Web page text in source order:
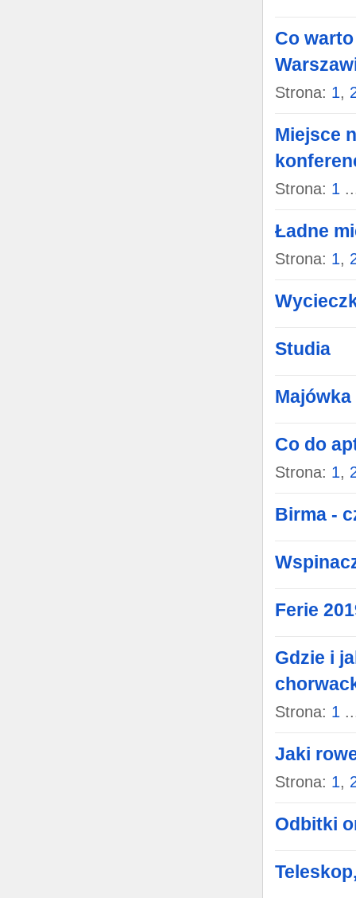
Co
Strona: 1,
Miejsce
Strona: 1
Ładne
Strona: 1,
Studia
Majówka
Co do
Strona: 1,
Birma -
Ferie
Gdzie i
Strona: 1
Jaki
Strona: 1,
Odbitki